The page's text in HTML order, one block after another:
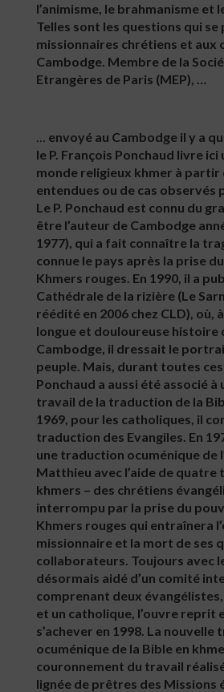
l’animisme, le brahmanisme et
Telles sont les questions qui se
missionnaires chrétiens et aux
Cambodge. Membre de la
Etrangères de Paris (MEP), …
… envoyé au Cambodge il y a
le P. François Ponchaud livre
monde religieux khmer à partir
entendues ou de cas observés
Le P. Ponchaud est connu du
être l’auteur de Cambodge
1977), qui a fait connaître la
connue le pays après la prise
Khmers rouges. En 1990, il a
Cathédrale de la rizière (Le
réédité en 2006 chez CLD), où,
longue et douloureuse histoire
Cambodge, il dressait le
peuple. Mais, durant toutes ces
Ponchaud a aussi été associé
travail de la traduction de la
1969, pour les catholiques, il
traduction des Evangiles. En
une traduction ocuménique de
Matthieu avec l’aide de quatre
khmers – des chrétiens
interrompu par la prise du
Khmers rouges qui entraînera
missionnaire et la mort de ses
collaborateurs. Toujours avec
désormais aidé d’un comité
comprenant deux
et un catholique, l’ouvre reprit
s’achever en 1998. La nouvelle
ocuménique de la Bible en
couronnement du travail
lignée de prêtres des Missions